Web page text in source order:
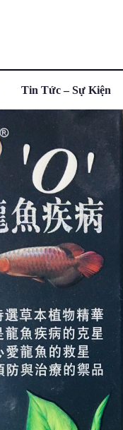
Tin Tức – Sự Kiện